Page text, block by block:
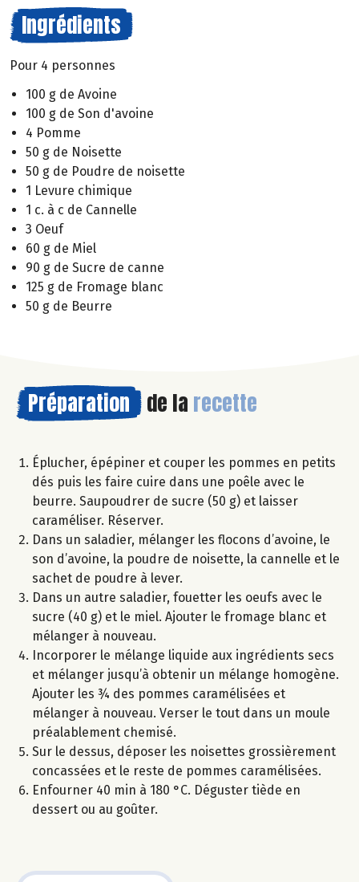
Ingrédients
Pour 4 personnes
100 g de Avoine
100 g de Son d'avoine
4 Pomme
50 g de Noisette
50 g de Poudre de noisette
1 Levure chimique
1 c. à c de Cannelle
3 Oeuf
60 g de Miel
90 g de Sucre de canne
125 g de Fromage blanc
50 g de Beurre
Préparation de la recette
Éplucher, épépiner et couper les pommes en petits
dés puis les faire cuire dans une poêle avec le
beurre. Saupoudrer de sucre (50 g) et laisser
caraméliser. Réserver.
Dans un saladier, mélanger les flocons d’avoine, le
son d’avoine, la poudre de noisette, la cannelle et le
sachet de poudre à lever.
Dans un autre saladier, fouetter les oeufs avec le
sucre (40 g) et le miel. Ajouter le fromage blanc et
mélanger à nouveau.
Incorporer le mélange liquide aux ingrédients secs
et mélanger jusqu’à obtenir un mélange homogène.
Ajouter les ¾ des pommes caramélisées et
mélanger à nouveau. Verser le tout dans un moule
préalablement chemisé.
Sur le dessus, déposer les noisettes grossièrement
concassées et le reste de pommes caramélisées.
Enfourner 40 min à 180 °C. Déguster tiède en
dessert ou au goûter.